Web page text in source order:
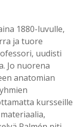
1880-luvulle,
ja tuore
uudisti
Jo nuorena
anatomian
kursseille